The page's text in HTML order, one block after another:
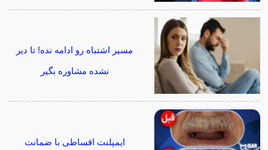
مسیر اشتباه رو ادامه نده! تا دیر
نشده مشاوره بگیر
ایمپلنت اقساطی با ضمانت